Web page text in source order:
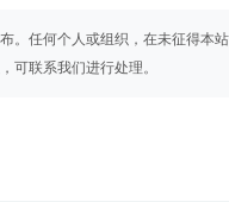
。任何个人或组织，在未征得本
可联系我们进行处理。